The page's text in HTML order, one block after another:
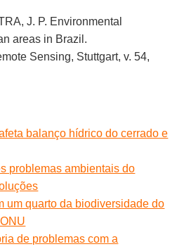
J. P. Environmental
areas in Brazil.
Sensing, Stuttgart, v. 54,
balanço hídrico do cerrado e
problemas ambientais do
um quarto da biodiversidade do
de problemas com a